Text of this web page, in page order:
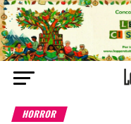
HORROR